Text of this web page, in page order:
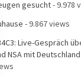
gesucht- 9.978
- 9.867 views
Live-Gespräch
NSA mit